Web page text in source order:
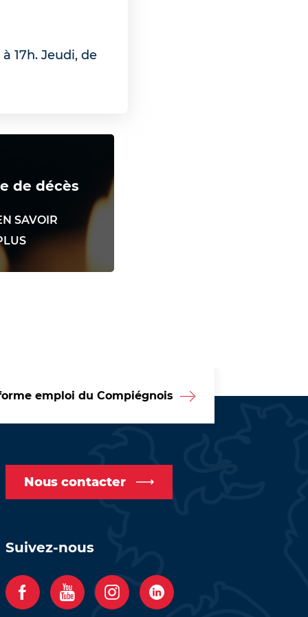
17h. Jeudi, de
de décès
SAVOIR
emploi du Compiégnois
Nous contacter
Suivez-nous
F
Y
I
C